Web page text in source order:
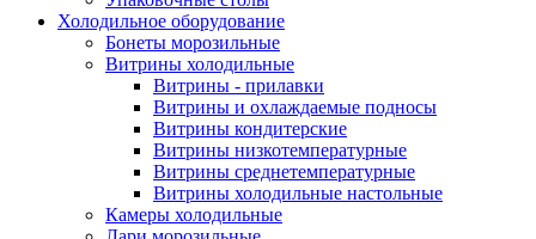
Холодильное оборудование
Бонеты морозильные
Витрины холодильные
Витрины - прилавки
Витрины и охлаждаемые подносы
Витрины кондитерские
Витрины низкотемпературные
Витрины среднетемпературные
Витрины холодильные настольные
Камеры холодильные